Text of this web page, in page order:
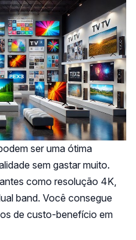
ser uma ótima
sem gastar muito.
como resolução 4K,
band. Você consegue
de custo-benefício em